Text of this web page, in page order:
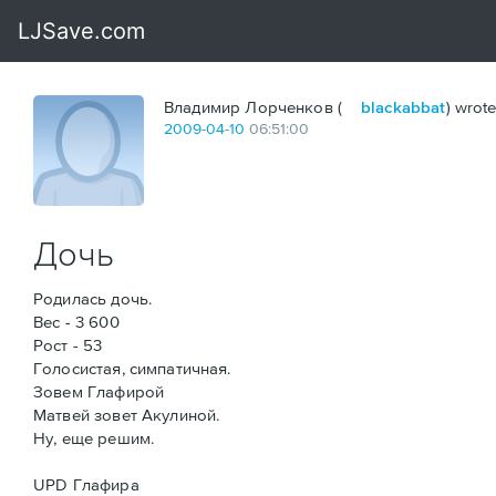
Владимир Лорченков ( blackabbat)
2009-04-10 06:51:00
Дочь
Родилась дочь.
Вес - 3 600
Рост - 53
Голосистая, симпатичная.
Зовем Глафирой
Матвей зовет Акулиной.
Ну, еще решим.
UPD Глафира